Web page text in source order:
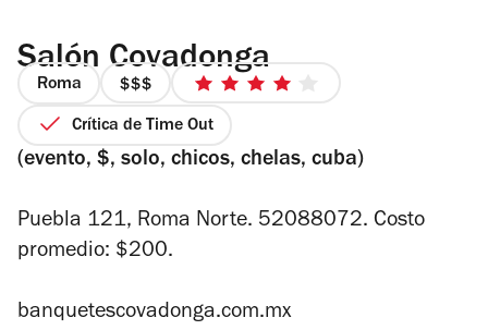
Salón Covadonga
Roma
precio
3
de
4
5
estrellas
Crítica de Time Out
(evento, $, solo, chicos, chelas, cuba)
Puebla 121, Roma Norte. 52088072. Costo
promedio: $200.
banquetescovadonga.com.mx